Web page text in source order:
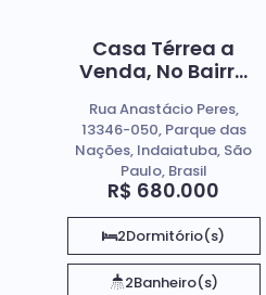
Casa Térrea a
Venda, No Bairro
Nações; Em
Indaiatuba SP.
R$ 680.000
Rua Anastácio Peres,
13346-050, Parque das
Nações, Indaiatuba, São
Paulo, Brasil
2Dormitório(s)
2Banheiro(s)